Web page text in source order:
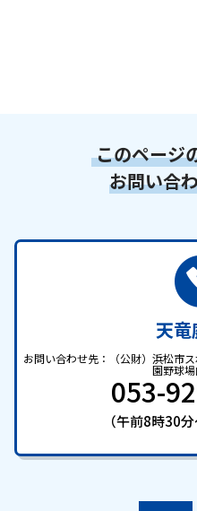
このページ
お問い合
天竜
お問い合わせ先：（公財）浜松市
園野球
053-
（午前8時30